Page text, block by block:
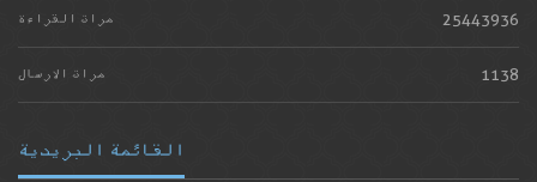
مرات القراءة 25443936
مرات الارسال 1138
القائمة البريدية